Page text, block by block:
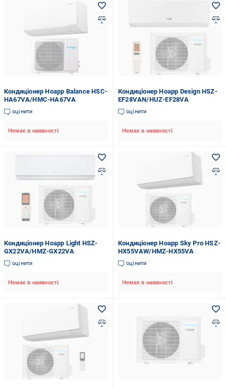
Кондиціонер Hoapp Balance HSC-
HA67VA/HMC-HA67VA
оцінити
Немає в наявності
Кондиціонер Hoapp Design HSZ-
EF28VAN/HUZ-EF28VA
оцінити
Немає в наявності
Кондиціонер Hoapp Light HSZ-
GX22VA/HMZ-GX22VA
оцінити
Немає в наявності
Кондиціонер Hoapp Sky Pro HSZ-
HX55VAW/HMZ-HX55VA
оцінити
Немає в наявності